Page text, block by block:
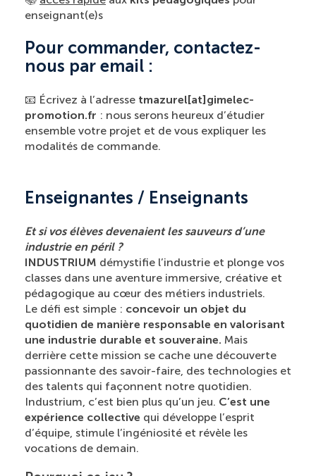
enseignant(e)s
Pour commander, contactez-
nous par email :
📧 Écrivez à l’adresse tmazurel[at]gimelec-
promotion.fr : nous serons heureux d’étudier
ensemble votre projet et de vous expliquer les
modalités de commande.
Enseignantes / Enseignants
Et si vos élèves devenaient les sauveurs d’une
industrie en péril ?
INDUSTRIUM démystifie l’industrie et plonge vos
classes dans une aventure immersive, créative et
pédagogique au cœur des métiers industriels.
Le défi est simple : concevoir un objet du
quotidien de manière responsable en valorisant
une industrie durable et souveraine. Mais
derrière cette mission se cache une découverte
passionnante des savoir-faire, des technologies et
des talents qui façonnent notre quotidien.
Industrium, c’est bien plus qu’un jeu. C’est une
expérience collective qui développe l’esprit
d’équipe, stimule l’ingéniosité et révèle les
vocations de demain.